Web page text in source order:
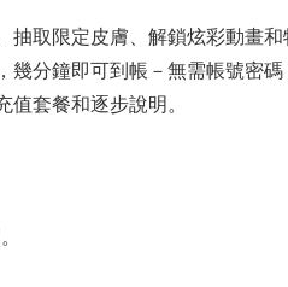
抽取限定皮膚、解鎖炫彩動畫
分鐘即可到帳－無需帳號密
套餐和逐步說明。